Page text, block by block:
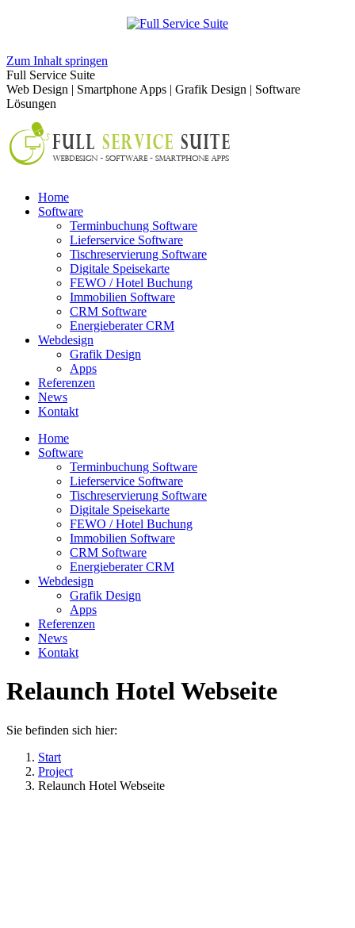
Zum Inhalt springen
Full Service Suite
Web Design | Smartphone Apps | Grafik Design | Software
Lösungen
Home
Software
Terminbuchung Software
Lieferservice Software
Tischreservierung Software
Digitale Speisekarte
FEWO / Hotel Buchung
Immobilien Software
CRM Software
Energieberater CRM
Webdesign
Grafik Design
Apps
Referenzen
News
Kontakt
Home
Software
Terminbuchung Software
Lieferservice Software
Tischreservierung Software
Digitale Speisekarte
FEWO / Hotel Buchung
Immobilien Software
CRM Software
Energieberater CRM
Webdesign
Grafik Design
Apps
Referenzen
News
Kontakt
Relaunch Hotel Webseite
Sie befinden sich hier:
Start
Project
Relaunch Hotel Webseite